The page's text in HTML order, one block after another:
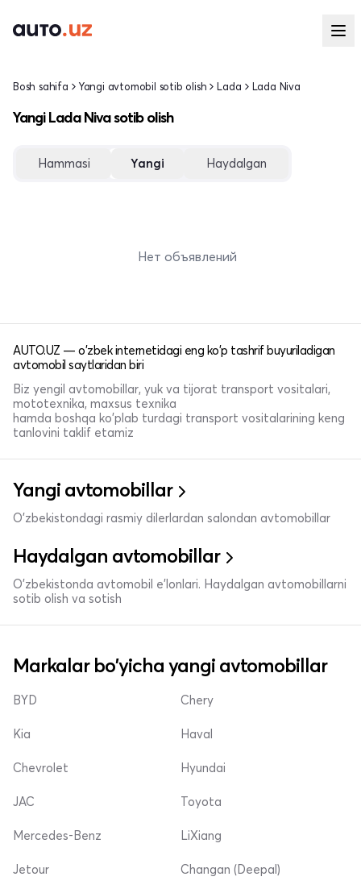
Bosh sahifa Yangi avtomobil sotib olish Lada Lada Niva
Yangi Lada Niva sotib olish
Hammasi Yangi Haydalgan
Нет объявлений
AUTO.UZ — o'zbek internetidagi eng ko'p tashrif buyuriladigan
avtomobil saytlaridan biri
Biz yengil avtomobillar, yuk va tijorat transport vositalari,
mototexnika, maxsus texnika
hamda boshqa ko'plab turdagi transport vositalarining keng
tanlovini taklif etamiz
Yangi avtomobillar
O'zbekistondagi rasmiy dilerlardan salondan avtomobillar
Haydalgan avtomobillar
O'zbekistonda avtomobil e’lonlari. Haydalgan avtomobillarni
sotib olish va sotish
Markalar bo'yicha yangi avtomobillar
BYD
Kia
Chevrolet
Chery
Haval
Hyundai
JAC
Mercedes-Benz
Jetour
Toyota
LiXiang
Changan (Deepal)